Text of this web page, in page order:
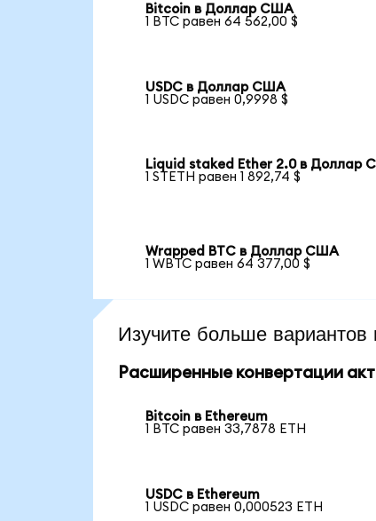
Bitcoin в Доллар США
1 BTC равен 64 562,00 $
USDC в Доллар США
1 USDC равен 0,9998 $
Liquid staked Ether 2.0 в Доллар
1 STETH равен 1 892,74 $
Wrapped BTC в Доллар США
1 WBTC равен 64 377,00 $
Изучите больше вариантов
Расширенные конвертации
Bitcoin в Ethereum
1 BTC равен 33,7878 ETH
USDC в Ethereum
1 USDC равен 0,000523 ETH